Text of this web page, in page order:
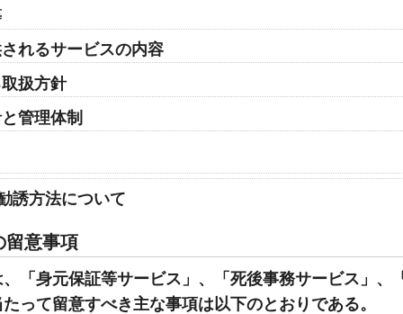
れるサービスの内容
扱方針
管理体制
誘方法について
留意事項
「身元保証等サービス」、「死後事務サービス」、
って留意すべき主な事項は以下のとおりである。